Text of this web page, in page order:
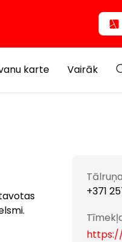
karte Vairāk
+371